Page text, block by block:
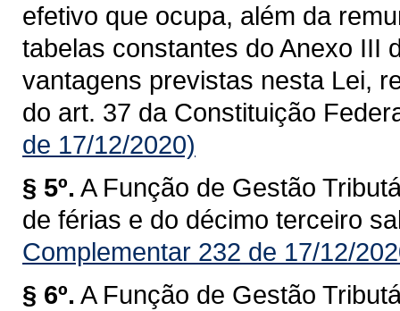
efetivo que ocupa, além da
tabelas constantes do Anexo III
vantagens previstas nesta Lei,
do art. 37 da Constituição
de 17/12/2020)
§ 5º. A Função de Gestão
de férias e do décimo terceiro
Complementar 232 de 17/12/
§ 6º. A Função de Gestão